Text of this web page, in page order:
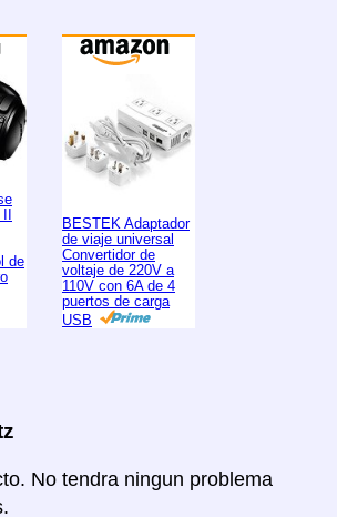
de
BESTEK Adaptador
de viaje universal
Convertidor de
voltaje de 220V a
110V con 6A de 4
puertos de carga
USB
No tendra ningun problema